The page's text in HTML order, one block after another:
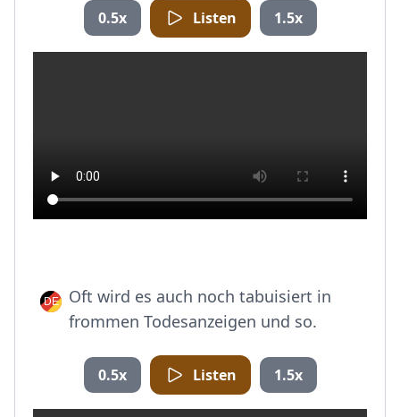
0.5x Listen 1.5x
Oft wird es auch noch tabuisiert in
frommen Todesanzeigen und so.
0.5x Listen 1.5x